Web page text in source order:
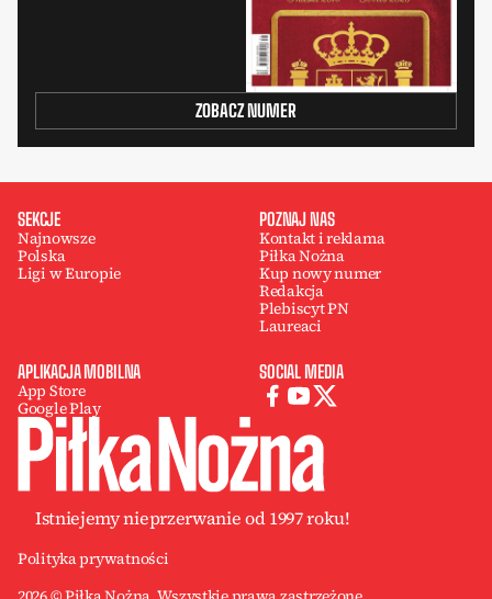
ZOBACZ NUMER
SEKCJE
Najnowsze
Polska
Ligi w Europie
POZNAJ NAS
Kontakt i reklama
Piłka Nożna
Kup nowy numer
Redakcja
Plebiscyt PN
Laureaci
APLIKACJA MOBILNA
App Store
Google Play
SOCIAL MEDIA
Istniejemy nieprzerwanie od 1997 roku!
Polityka prywatności